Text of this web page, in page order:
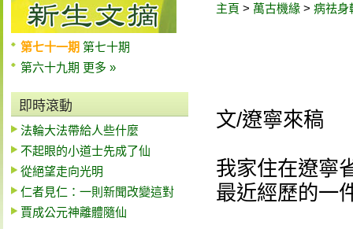
第七十一期 第七十期
第六十九期 更多 »
即時滾動
法輪大法帶給人些什麼
不起眼的小道士先成了仙
從絕望走向光明
仁者見仁：一則新聞改變這對
賈成公元神離體隨仙
主頁 > 萬古機緣 > 病祛身
文/遼寧來稿
我家住在遼寧
最近經歷的一